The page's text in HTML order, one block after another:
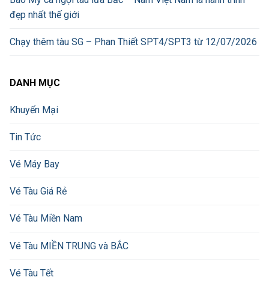
đẹp nhất thế giới
Chạy thêm tàu SG – Phan Thiết SPT4/SPT3 từ 12/07/2026
DANH MỤC
Khuyến Mại
Tin Tức
Vé Máy Bay
Vé Tàu Giá Rẻ
Vé Tàu Miền Nam
Vé Tàu MIỀN TRUNG và BẮC
Vé Tàu Tết